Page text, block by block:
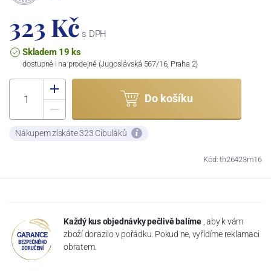
323 Kč s DPH
Skladem 19 ks
dostupné i na prodejně (Jugoslávská 567/16, Praha 2)
Do košíku
Nákupem získáte 323 Cibuláků
Kód: th26423m16
Každý kus objednávky pečlivě balíme , aby k vám
zboží dorazilo v pořádku. Pokud ne, vyřídíme reklamaci
obratem.